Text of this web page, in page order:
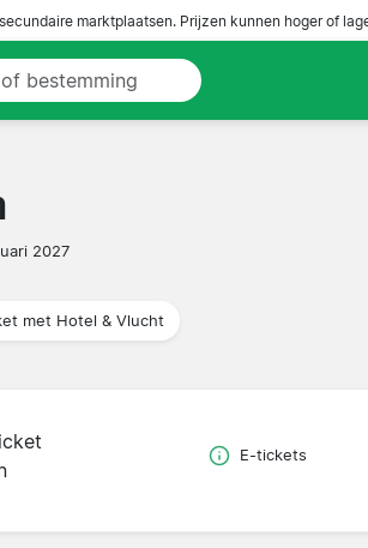
marktplaatsen. Prijzen kunnen hoger of
2027
met Hotel & Vlucht
E-tickets